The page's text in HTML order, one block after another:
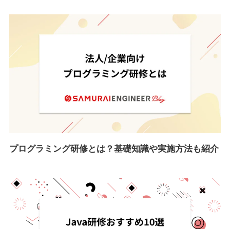
プログラミング研修とは？基礎知識や実施方法も紹介